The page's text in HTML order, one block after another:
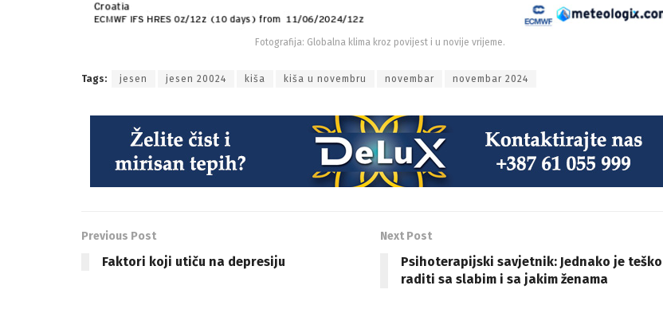
Fotografija: Globalna klima kroz povijest i u novije vrijeme.
Tags: jesen jesen 20024 kiša kiša u novembru novembar novembar 2024
Previous Post
Faktori koji utiču na depresiju
Next Post
Psihoterapijski savjetnik: Jednako je teško
raditi sa slabim i sa jakim ženama